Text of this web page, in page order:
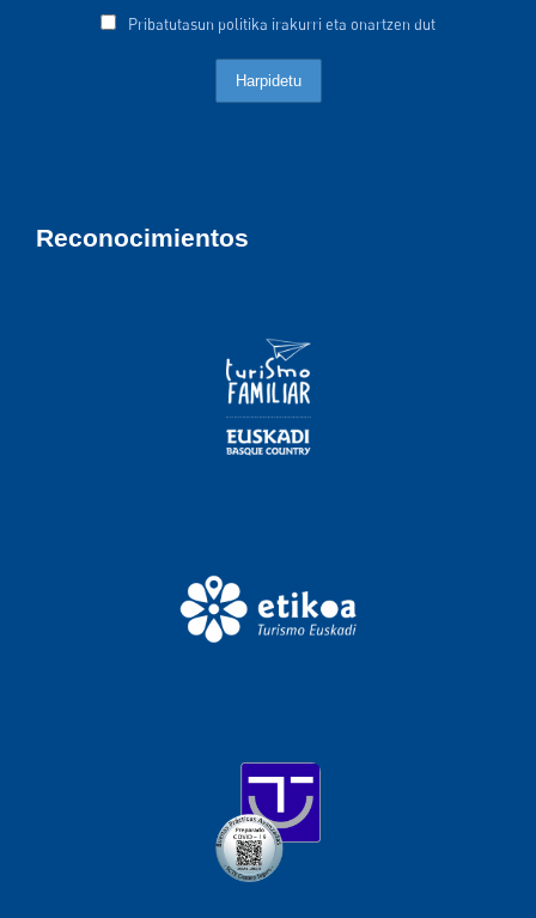
Pribatutasun politika irakurri eta onartzen dut
Reconocimientos